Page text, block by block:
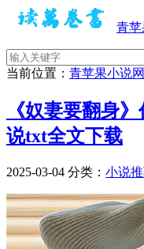
青苹
当前位置： 青苹果小说网
《奴妻要翻身
说txt全文下载
2025-03-04 分类： 小说